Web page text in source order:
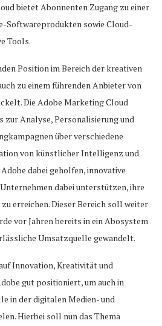
bietet Abonnenten Zugang zu einer
Softwareprodukten sowie Cloud-
Tools.
Position im Bereich der kreativen
zu einem führenden Anbieter von
Die Adobe Marketing Cloud
Analyse, Personalisierung und
über verschiedene
von künstlicher Intelligenz und
dabei geholfen, innovative
dabei unterstützen, ihre
erreichen. Dieser Bereich soll weiter
vor Jahren bereits in ein Abosystem
Umsatzquelle gewandelt.
Innovation, Kreativität und
gut positioniert, um auch in
in der digitalen Medien- und
Hierbei soll nun das Thema